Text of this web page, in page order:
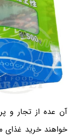
آن عده از تجار و
خواهند خرید غذای